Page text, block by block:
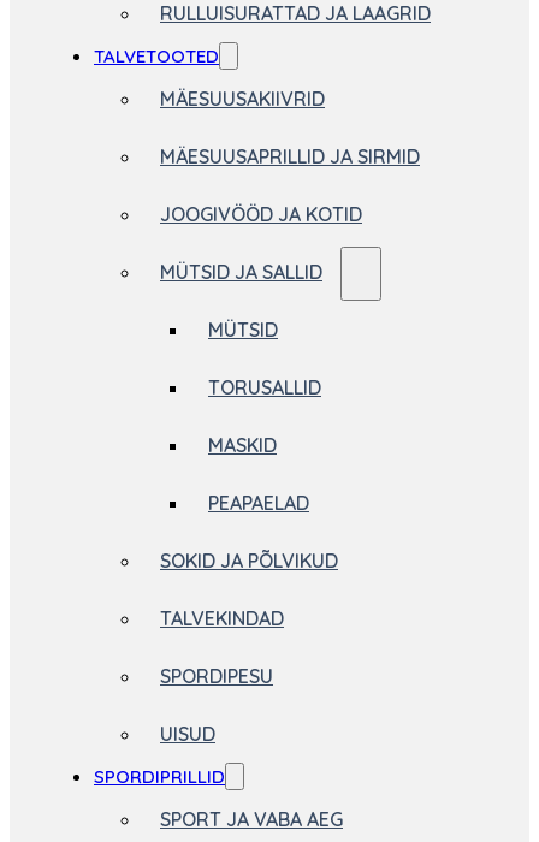
RULLUISURATTAD JA LAAGRID
TALVETOOTED
MÄESUUSAKIIVRID
MÄESUUSAPRILLID JA SIRMID
JOOGIVÖÖD JA KOTID
MÜTSID JA SALLID
MÜTSID
TORUSALLID
MASKID
PEAPAELAD
SOKID JA PÕLVIKUD
TALVEKINDAD
SPORDIPESU
UISUD
SPORDIPRILLID
SPORT JA VABA AEG